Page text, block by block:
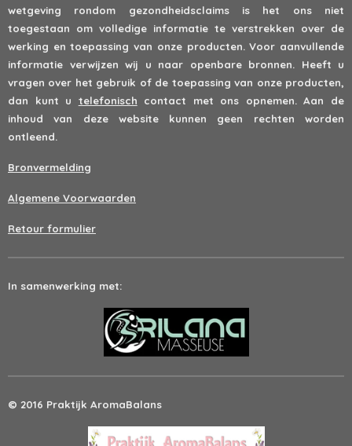
wetgeving rondom gezondheidsclaims is het ons niet
toegestaan om volledige informatie te verstrekken over de
werking en toepassing van onze producten. Voor aanvullende
informatie verwijzen wij u naar openbare bronnen. Heeft u
vragen over het gebruik of de toepassing van onze producten,
dan kunt u telefonisch contact met ons opnemen. Aan de
inhoud van deze website kunnen geen rechten worden
ontleend.
Bronvermelding
Algemene Voorwaarden
Retour formulier
In samenwerking met:
© 2016 Praktijk AromaBalans